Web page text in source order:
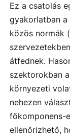
Ez a csatolás
gyakorlatban
közös normák
átfednek.
szektorokban
környezeti
nehezen
főkomponens-
ellenőrizhető,